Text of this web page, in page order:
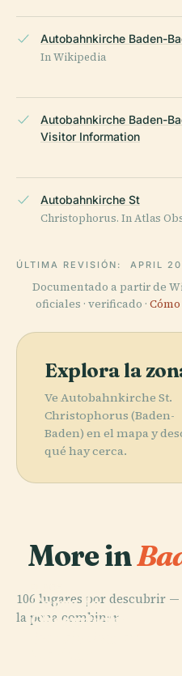
Autobahnkirche Baden-
In Wikipedia
Autobahnkirche Baden-
Visitor Information
Autobahnkirche St
Christophorus. In Atlas
ÚLTIMA REVISIÓN: APRIL
Documentado a partir de
oficiales · verificado ·
Explora la
Ve Autobahnkirche St.
Christophorus (Baden-
Baden) en el mapa y
qué hay cerca.
More in
106 lugares por descubrir
la pena combinar.
PLACE
Cascada de
Torre de
Observación